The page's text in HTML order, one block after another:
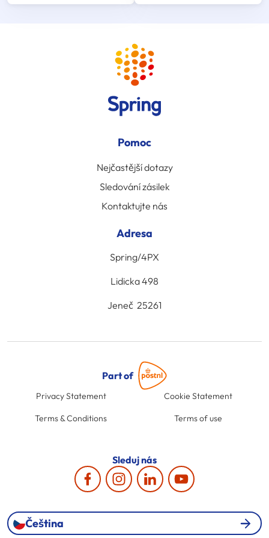
Pomoc
Nejčastější dotazy
Sledování zásilek
Kontaktujte nás
Adresa
Spring/4PX
Lidicka 498
Jeneč 25261
Part of
Privacy Statement Cookie Statement
Terms & Conditions Terms of use
Sleduj nás
Čeština